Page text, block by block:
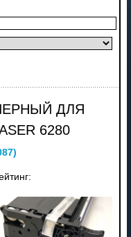
ДЛЯ
6280
)